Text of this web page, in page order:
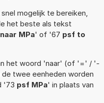
mogelijk te bereiken,
het beste als tekst
MPa' of '67 psf to
het woord 'naar' (of '=' / '-
twee eenheden worden
'73 psf MPa' in plaats van